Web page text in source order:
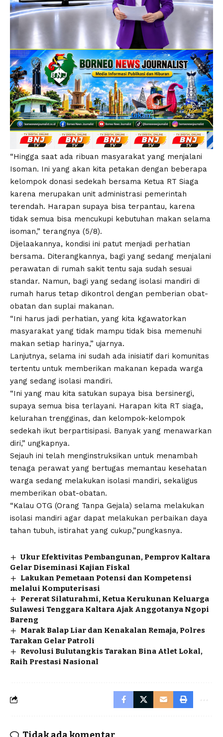
“Hingga saat ada ribuan masyarakat yang menjalani
Isoman. Ini yang akan kita petakan dengan beberapa
kelompok donasi sedekah bersama Ketua RT Siaga
karena merupakan unit administrasi pemerintah
terendah. Harapan supaya bisa terpantau, karena
tidak semua bisa mencukupi kebutuhan makan selama
isoman,” terangnya (5/8).
Dijelaakannya, kondisi ini patut menjadi perhatian
bersama. Diterangkannya, bagi yang sedang menjalani
perawatan di rumah sakit tentu saja sudah sesuai
standar. Namun, bagi yang sedang isolasi mandiri di
rumah harus tetap dikontrol dengan pemberian obat-
obatan dan suplai makanan.
“Ini harus jadi perhatian, yang kita kgawatorkan
masyarakat yang tidak mampu tidak bisa memenuhi
makan setiap harinya,” ujarnya.
Lanjutnya, selama ini sudah ada inisiatif dari komunitas
tertentu untuk memberikan makanan kepada warga
yang sedang isolasi mandiri.
“Ini yang mau kita satukan supaya bisa bersinergi,
supaya semua bisa terlayani. Harapan kita RT siaga,
kelurahan trengginas, dan kelompok-kelompok
sedekah ikut berpartisipasi. Banyak yang menawarkan
diri,” ungkapnya.
Sejauh ini telah menginstruksikan untuk menambah
tenaga perawat yang bertugas memantau kesehatan
warga sedang melakukan isolasi mandiri, sekaligus
memberikan obat-obatan.
“Kalau OTG (Orang Tanpa Gejala) selama melakukan
isolasi mandiri agar dapat melakukan perbaikan daya
tahan tubuh, istirahat yang cukup,”pungkasnya.
Ukur Efektivitas Pembangunan, Pemprov Kaltara
Gelar Diseminasi Kajian Fiskal
Lakukan Pemetaan Potensi dan Kompetensi
melalui Komputerisasi
Pererat Silaturahmi, Ketua Kerukunan Keluarga
Sulawesi Tenggara Kaltara Ajak Anggotanya Ngopi
Bareng
Marak Balap Liar dan Kenakalan Remaja, Polres
Tarakan Gelar Patroli
Revolusi Bulutangkis Tarakan Bina Atlet Lokal,
Raih Prestasi Nasional